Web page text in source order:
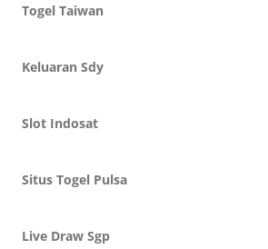
Togel Taiwan
Keluaran Sdy
Slot Indosat
Situs Togel Pulsa
Live Draw Sgp